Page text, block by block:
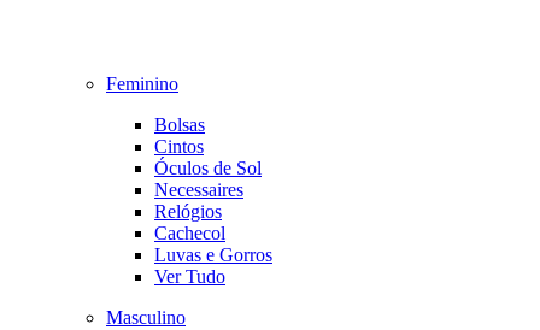
Feminino
Bolsas
Cintos
Óculos de Sol
Necessaires
Relógios
Cachecol
Luvas e Gorros
Ver Tudo
Masculino